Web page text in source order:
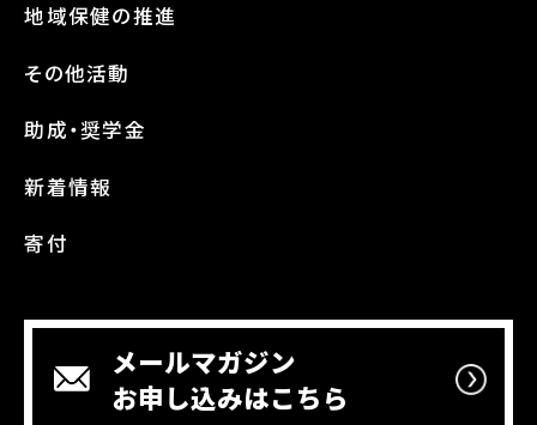
地域保健の推進
その他活動
助成・奨学金
新着情報
寄付
メールマガジン
お申し込みはこちら